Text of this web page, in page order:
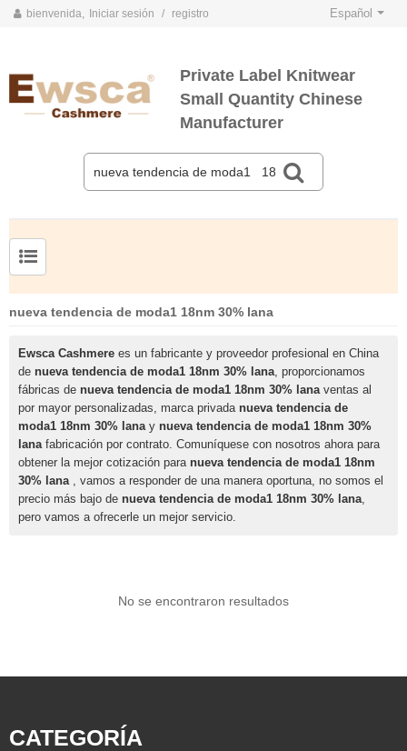
bienvenida, Iniciar sesión / registro Español
Private Label Knitwear
Small Quantity Chinese
Manufacturer
nueva tendencia de moda1 18nm 30% lana
Ewsca Cashmere es un fabricante y proveedor profesional en China
de nueva tendencia de moda1 18nm 30% lana, proporcionamos
fábricas de nueva tendencia de moda1 18nm 30% lanaventas al
por mayor personalizadas, marca privada nueva tendencia de
moda1 18nm 30% lanay nueva tendencia de moda1 18nm 30%
lanafabricación por contrato. Comuníquese con nosotros ahora para
obtener la mejor cotización para nueva tendencia de moda1 18nm
30% lana, vamos a responder de una manera oportuna, no somos el
precio más bajo de nueva tendencia de moda1 18nm 30% lana,
pero vamos a ofrecerle un mejor servicio.
No se encontraron resultados
CATEGORÍA